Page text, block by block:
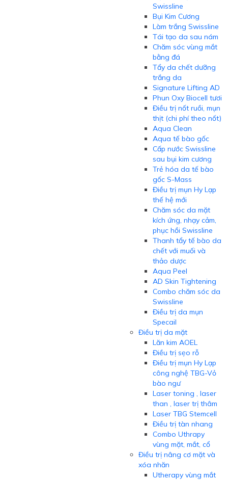
Swissline
Bụi Kim Cương
Làm trắng Swissline
Tái tạo da sau nám
Chăm sóc vùng mắt
bằng đá
Tẩy da chết dưỡng
trắng da
Signature Lifting AD
Phun Oxy Biocell tươi
Điều trị nốt ruồi, mụn
thịt (chi phí theo nốt)
Aqua Clean
Aqua tế bào gốc
Cấp nước Swissline
sau bụi kim cương
Trẻ hóa da tế bào
gốc S-Mass
Điều trị mụn Hy Lạp
thế hệ mới
Chăm sóc da mặt
kích ứng, nhạy cảm,
phục hồi Swissline
Thanh tẩy tế bào da
chết với muối và
thảo dược
Aqua Peel
AD Skin Tightening
Combo chăm sóc da
Swissline
Điều trị da mụn
Specail
Điều trị da mặt
Lăn kim AOEL
Điều trị sẹo rỗ
Điều trị mụn Hy Lạp
công nghệ TBG-Vỏ
bào ngư
Laser toning , laser
than , laser trị thâm
Laser TBG Stemcell
Điều trị tàn nhang
Combo Uthrapy
vùng mặt, mắt, cổ
Điều trị nâng cơ mặt và
xóa nhăn
Utherapy vùng mắt